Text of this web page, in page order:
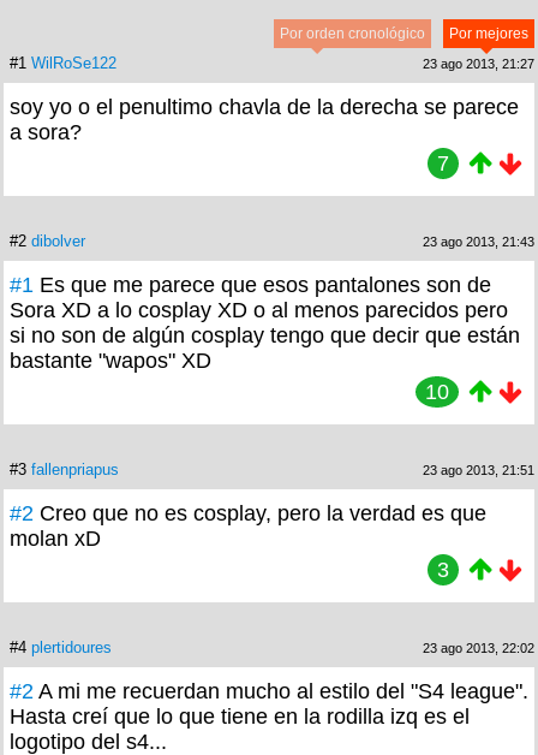
Por mejores
Por orden cronológico
#1 WilRoSe122 23 ago 2013, 21:27
soy yo o el penultimo chavla de la derecha se parece
a sora?
7
#2 dibolver 23 ago 2013, 21:43
#1 Es que me parece que esos pantalones son de
Sora XD a lo cosplay XD o al menos parecidos pero
si no son de algún cosplay tengo que decir que están
bastante "wapos" XD
10
#3 fallenpriapus 23 ago 2013, 21:51
#2 Creo que no es cosplay, pero la verdad es que
molan xD
3
#4 plertidoures 23 ago 2013, 22:02
#2 A mi me recuerdan mucho al estilo del "S4 league".
Hasta creí que lo que tiene en la rodilla izq es el
logotipo del s4...